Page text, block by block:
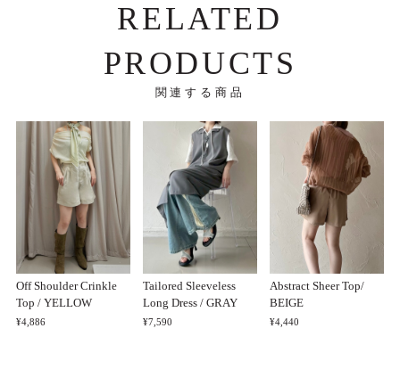
RELATED
PRODUCTS
関連する商品
Off Shoulder Crinkle
Top / YELLOW
¥4,886
Tailored Sleeveless
Long Dress / GRAY
¥7,590
Abstract Sheer Top/
BEIGE
¥4,440